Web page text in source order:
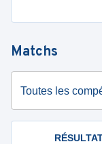
Matchs
Toutes les